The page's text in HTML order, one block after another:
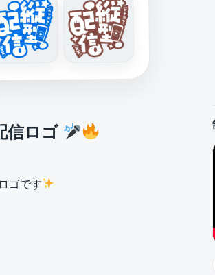
信ロゴ
ゴです